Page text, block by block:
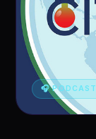
🎧 PODCAST